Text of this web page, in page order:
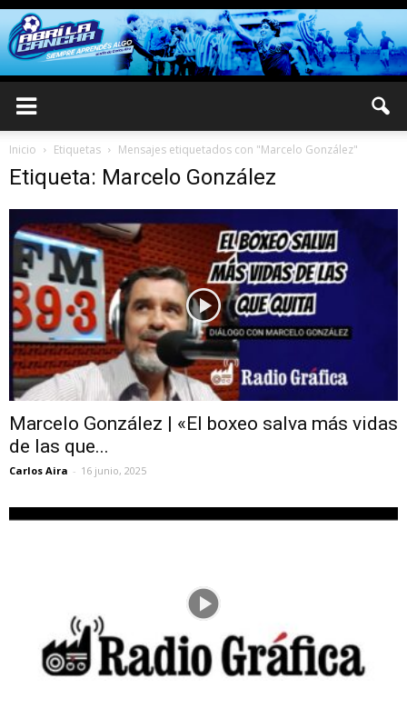
Inicio Etiquetas Mensajes etiquetados con "Marcelo González"
Etiqueta: Marcelo González
Marcelo González | «El boxeo salva más vidas
de las que...
Carlos Aira - 16 junio, 2025